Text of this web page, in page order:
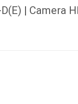
| Camera